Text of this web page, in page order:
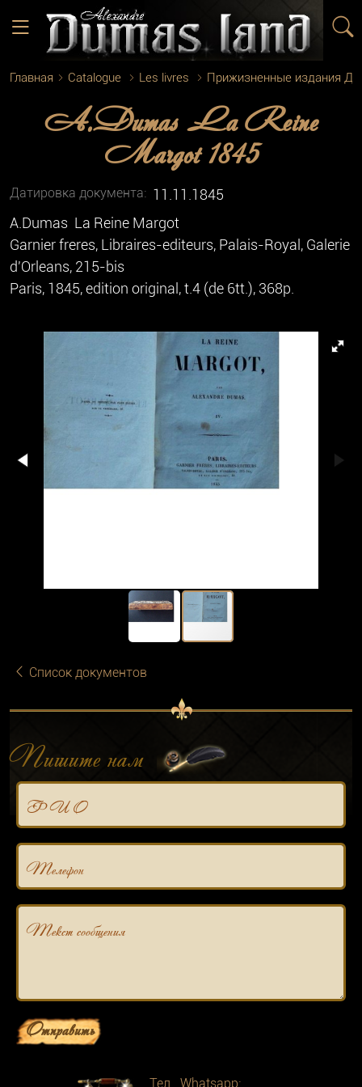
Главная Catalogue Les livres Прижизненные издания
A.Dumas La Reine
Margot 1845
Датировка документа: 11.11.1845
A.Dumas La Reine Margot
Garnier freres, Libraires-editeurs, Palais-Royal, Galerie
d'Orleans, 215-bis
Paris, 1845, edition original, t.4 (de 6tt.), 368p.
Список документов
Пишите нам
Ф И О
Телефон
Текст сообщения
Отправить
Тел. Whatsapp: